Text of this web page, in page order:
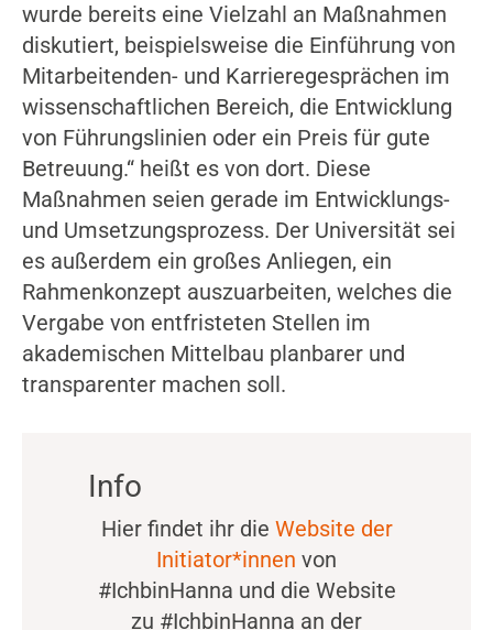
wurde bereits eine Vielzahl an Maßnahmen
diskutiert, beispielsweise die Einführung von
Mitarbeitenden- und Karrieregesprächen im
wissenschaftlichen Bereich, die Entwicklung
von Führungslinien oder ein Preis für gute
Betreuung.“ heißt es von dort. Diese
Maßnahmen seien gerade im Entwicklungs-
und Umsetzungsprozess. Der Universität sei
es außerdem ein großes Anliegen, ein
Rahmenkonzept auszuarbeiten, welches die
Vergabe von entfristeten Stellen im
akademischen Mittelbau planbarer und
transparenter machen soll.
Info
Hier findet ihr die Website der
Initiator*innen von
#IchbinHanna und die Website
zu #IchbinHanna an der